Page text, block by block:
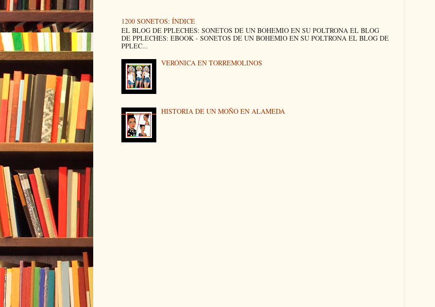
1200 SONETOS: ÍNDICE
EL BLOG DE PPLECHES: SONETOS DE UN BOHEMIO EN SU POLTRONA EL BLOG
DE PPLECHES: EBOOK - SONETOS DE UN BOHEMIO EN SU POLTRONA EL BLOG DE
PPLEC...
VERÓNICA EN TORREMOLINOS
HISTORIA DE UN MOÑO EN ALAMEDA